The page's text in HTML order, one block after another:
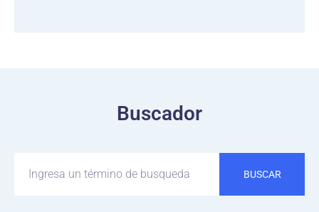
Buscador
BUSCAR